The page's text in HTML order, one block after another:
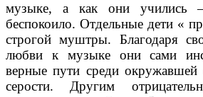
музыке, а как они учились
беспокоило. Отдельные дети «
строгой муштры. Благодаря
любви к музыке они сами
верные пути среди окружавшей
серости. Другим